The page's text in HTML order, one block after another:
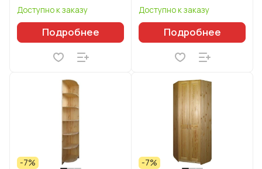
Доступно к заказу
Подробнее
Доступно к заказу
Подробнее
-7% -7%